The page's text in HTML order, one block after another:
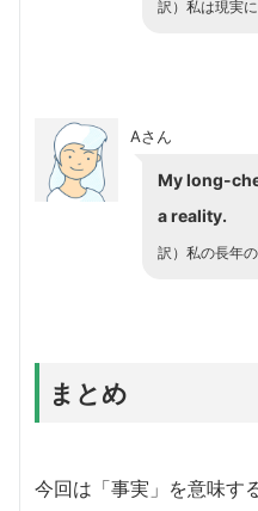
訳）私は現実
Aさん
My long-
a reality.
訳）私の長年
まとめ
今回は「事実」を意味す